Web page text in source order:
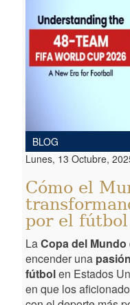
BLOG
Lunes, 13 Octubre,
Cómo el
por el
LaCopa del Mundo
encender una
fútbolen Estados
en que los